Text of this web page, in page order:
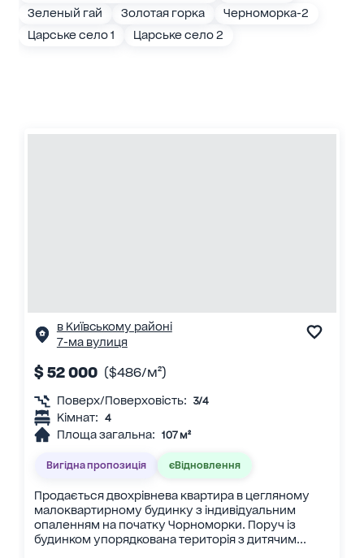
Зеленый гай
Золотая горка
Черноморка-2
Царське село 1
Царське село 2
в Київському районі
7-ма вулиця
$ 52 000 ($486/м²)
Поверх/Поверховість: 3/4
Кімнат: 4
Площа загальна: 107 м²
Вигідна пропозиція єВідновлення
Продається двохрівнева квартира в цегляному
малоквартирному будинку з індивідуальним
опаленням на початку Чорноморки. Поруч із
будинком упорядкована територія з дитячим...